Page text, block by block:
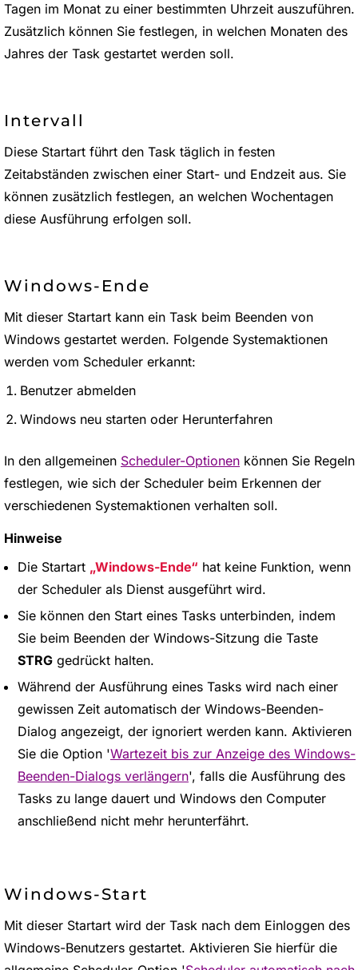
Tagen im Monat zu einer bestimmten Uhrzeit auszuführen.
Zusätzlich können Sie festlegen, in welchen Monaten des
Jahres der Task gestartet werden soll.
Intervall
Diese Startart führt den Task täglich in festen
Zeitabständen zwischen einer Start- und Endzeit aus. Sie
können zusätzlich festlegen, an welchen Wochentagen
diese Ausführung erfolgen soll.
Windows-Ende
Mit dieser Startart kann ein Task beim Beenden von
Windows gestartet werden. Folgende Systemaktionen
werden vom Scheduler erkannt:
Benutzer abmelden
Windows neu starten oder Herunterfahren
In den allgemeinen Scheduler-Optionen können Sie Regeln
festlegen, wie sich der Scheduler beim Erkennen der
verschiedenen Systemaktionen verhalten soll.
Hinweise
Die Startart Windows-Ende
hat keine Funktion, wenn
der Scheduler als Dienst ausgeführt wird.
Sie können den Start eines Tasks unterbinden, indem
Sie beim Beenden der Windows-Sitzung die Taste
STRG gedrückt halten.
Während der Ausführung eines Tasks wird nach einer
gewissen Zeit automatisch der Windows-Beenden-
Dialog angezeigt, der ignoriert werden kann. Aktivieren
Sie die Option 'Wartezeit bis zur Anzeige des Windows-
Beenden-Dialogs verlängern', falls die Ausführung des
Tasks zu lange dauert und Windows den Computer
anschließend nicht mehr herunterfährt.
Windows-Start
Mit dieser Startart wird der Task nach dem Einloggen des
Windows-Benutzers gestartet. Aktivieren Sie hierfür die